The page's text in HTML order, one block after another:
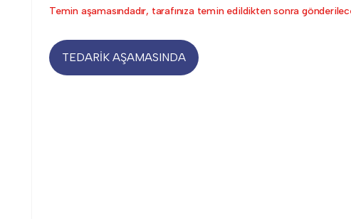
Temin aşamasındadır, tarafınıza temin edildikten sonra
TEDARİK AŞAMASINDA